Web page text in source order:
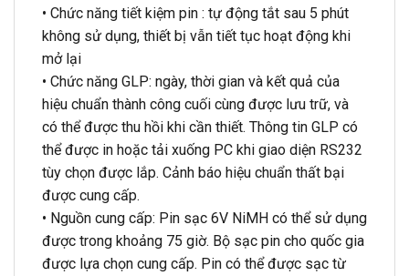
• Chức năng tiết kiệm pin : tự động tắt sau 5 phút
không sử dụng, thiết bị vẫn tiết tục hoạt động khi
mở lại
• Chức năng GLP: ngày, thời gian và kết quả của
hiệu chuẩn thành công cuối cùng được lưu trữ, và
có thể được thu hồi khi cần thiết. Thông tin GLP có
thể được in hoặc tải xuống PC khi giao diện RS232
tùy chọn được lắp. Cảnh báo hiệu chuẩn thất bại
được cung cấp.
• Nguồn cung cấp: Pin sạc 6V NiMH có thể sử dụng
được trong khoảng 75 giờ. Bộ sạc pin cho quốc gia
được lựa chọn cung cấp. Pin có thể được sạc từ